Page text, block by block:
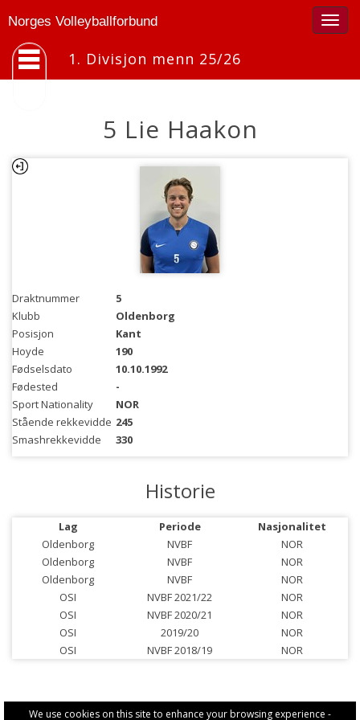
We use cookies on this site to enhance your browsing experience -
Norges Volleyballforbund
1. Divisjon menn 25/26
5 Lie Haakon
Draktnummer
5
Klubb
Oldenborg
Posisjon
Kant
Hoyde
190
Fødselsdato
10.10.1992
Fødested
-
Sport Nationality
NOR
Stående rekkevidde 245
Smashrekkevidde
330
Historie
Lag Periode
Nasjonalitet
Oldenborg
NVBF
NOR
Oldenborg
NVBF
NOR
Oldenborg
NVBF
NOR
OSI
NVBF 2021/22
NOR
OSI
NVBF 2020/21
NOR
OSI
2019/20
NOR
OSI
NVBF 2018/19 NOR